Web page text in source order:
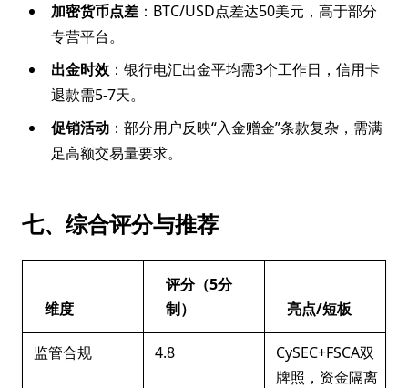
加密货币点差 ：BTC/USD点差达50美元，高于部分
专营平台。
出金时效 ：银行电汇出金平均需3个工作日，信用卡
退款需5-7天。
促销活动 ：部分用户反映“入金赠金”条款复杂，需满
足高额交易量要求。
七、综合评分与推荐
维度
评分（5分
制）
亮点/短板
监管合规 4.8
CySEC+FSCA双
牌照，资金隔离